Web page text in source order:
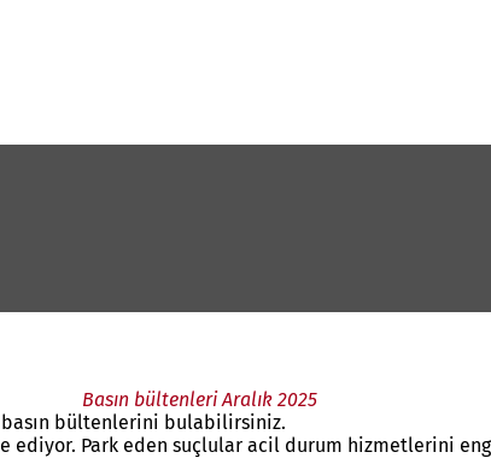
Basın bültenleri Aralık 2025
bültenlerini bulabilirsiniz.
ediyor. Park eden suçlular acil durum hizmetlerini